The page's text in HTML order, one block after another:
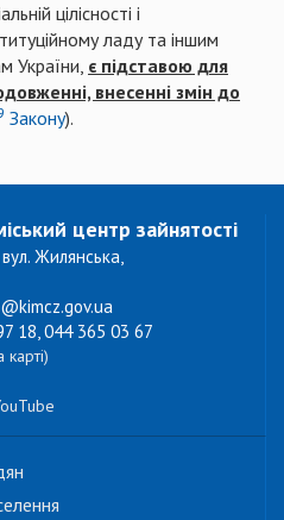
цілісності і
ладу та іншим
України, є підставою для
внесенні змін до
Закону).
центр зайнятості
Жилянська,
18, 044 365 03 67